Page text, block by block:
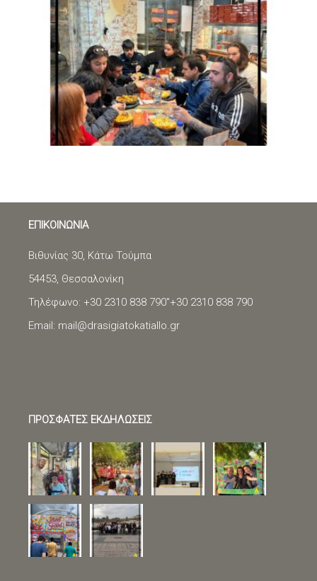
ΕΠΙΚΟΙΝΩΝΙΑ
Βιθυνίας 30, Κάτω Τούμπα
54453, Θεσσαλονίκη
Τηλέφωνο: +30 2310 838 790"+30 2310 838 790
Email: mail@drasigiatokatiallo.gr
ΠΡΟΣΦΑΤΕΣ ΕΚΔΗΛΩΣΕΙΣ